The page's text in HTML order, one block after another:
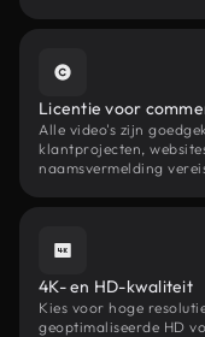
Licentie voor
Alle video's zijn
klantprojecten,
naamsvermelding
4K- en HD-kwaliteit
Kies voor hoge
geoptimaliseerde HD